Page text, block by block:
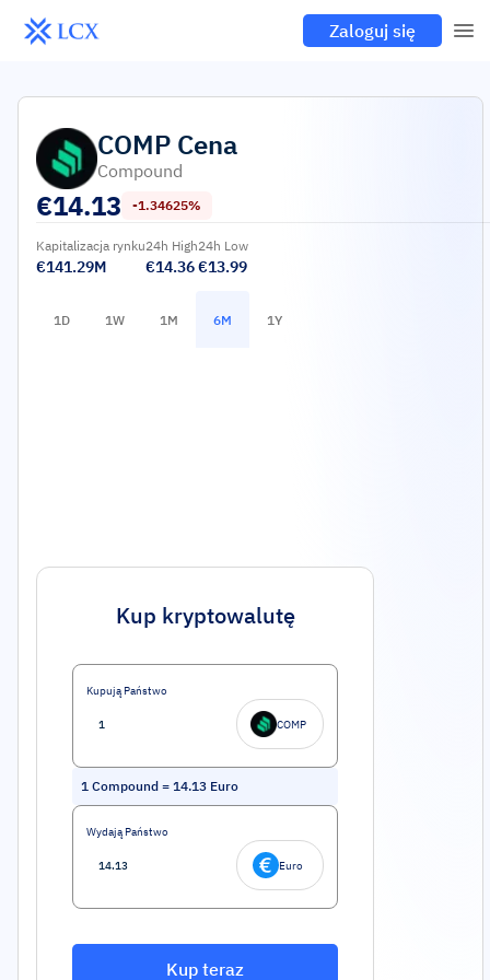
Zaloguj się
COMP Cena
Compound
€14.13 -1.34625%
Kapitalizacja rynku
€141.29M
24h High
€14.36
24h Low
€13.99
1D 1W 1M 6M 1Y
Kup kryptowalutę
Kupują Państwo
COMP
1 Compound = 14.13 Euro
Wydają Państwo
Euro
Kup teraz